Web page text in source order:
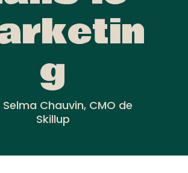
g
Chauvin, CMO de
Skillup